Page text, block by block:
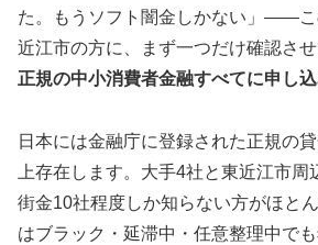
た。もうソフト闇金しかない」——こ
近江市の方に、まず一つだけ確認さ
正規の中小消費者金融すべてに申し
日本には金融庁に登録された正規の
上存在します。大手4社と東近江市周
街金10社程度しか知らない方がほと
はブラック・延滞中・任意整理中で